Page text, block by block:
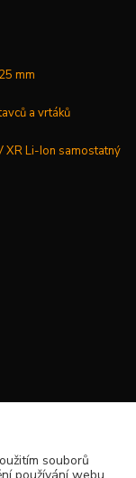
mm
a vrtáků
XR Li-Ion samostatný
souborů